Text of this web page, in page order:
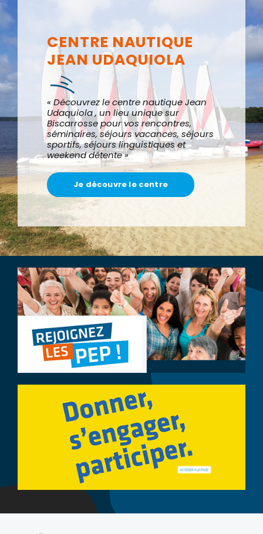
CENTRE NAUTIQUE
JEAN UDAQUIOLA
« Découvrez le centre nautique Jean
Udaquiola , un lieu unique sur
Biscarrosse pour vos rencontres,
séminaires, séjours vacances, séjours
sportifs, séjours linguistiques et
weekend détente »
Je découvre le centre